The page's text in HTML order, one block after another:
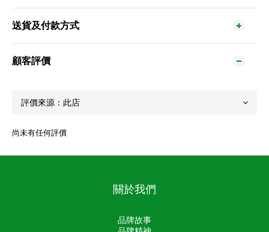
送貨及付款方式
顧客評價
尚未有任何評價
關於我們
品牌故事